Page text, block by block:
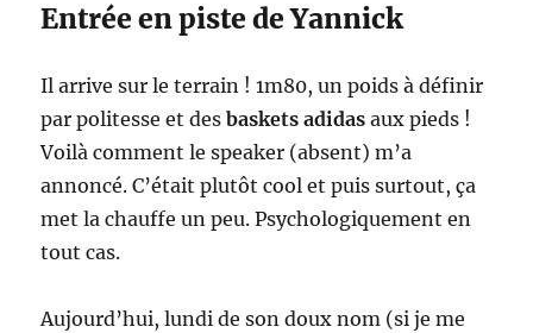
Entrée en piste de Yannick
Il arrive sur le terrain ! 1m80, un poids à définir
par politesse et desbaskets adidasaux pieds !
Voilà comment le speaker (absent) m’a
annoncé. C’était plutôt cool et puis surtout, ça
met la chauffe un peu. Psychologiquement en
tout cas.
Aujourd’hui, lundi de son doux nom (si je me